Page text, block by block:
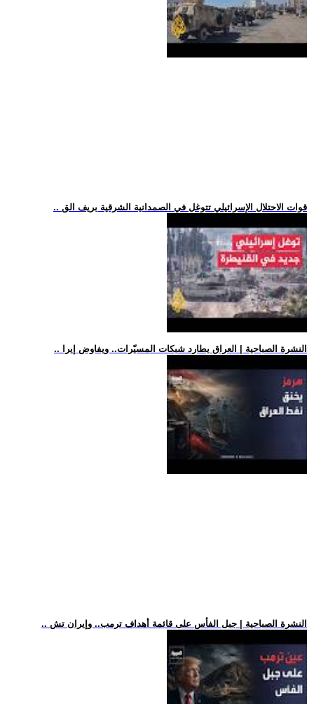
.. قوات الاحتلال الإسرائيلي تتوغل في الصمدانية الشرقية بريف الق
.. النشرة الصباحية | العراق يطارد شبكات المسيّرات.. ويفاوض إيرا
.. النشرة الصباحية | جبل الفأس على قائمة أهداف ترمب.. وإيران تش